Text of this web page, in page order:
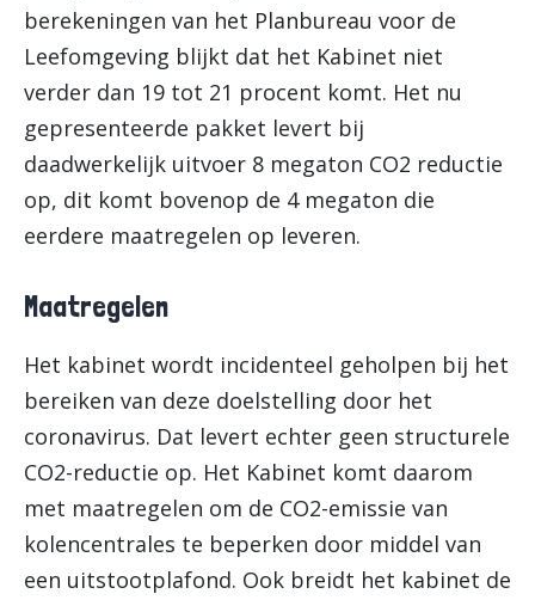
berekeningen van het Planbureau voor de
Leefomgeving blijkt dat het Kabinet niet
verder dan 19 tot 21 procent komt. Het nu
gepresenteerde pakket levert bij
daadwerkelijk uitvoer 8 megaton CO2 reductie
op, dit komt bovenop de 4 megaton die
eerdere maatregelen op leveren.
Maatregelen
Het kabinet wordt incidenteel geholpen bij het
bereiken van deze doelstelling door het
coronavirus. Dat levert echter geen structurele
CO2-reductie op. Het Kabinet komt daarom
met maatregelen om de CO2-emissie van
kolencentrales te beperken door middel van
een uitstootplafond. Ook breidt het kabinet de